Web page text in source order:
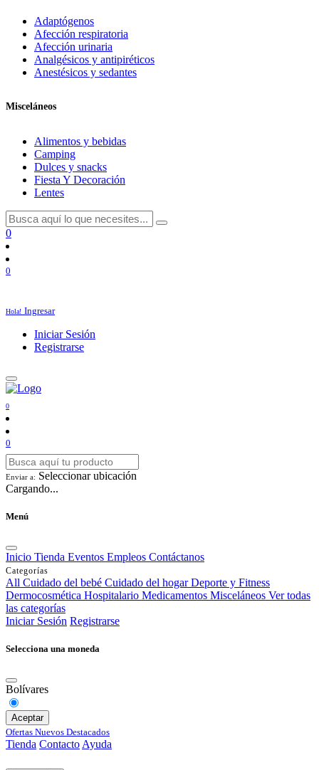
Adaptógenos
Afección respiratoria
Afección urinaria
Analgésicos y antipiréticos
Anestésicos y sedantes
Misceláneos
Alimentos y bebidas
Camping
Dulces y snacks
Fiesta Y Decoración
Lentes
0
0
Hola! Ingresar
Iniciar Sesión
Registrarse
0
0
Enviar a: Seleccionar ubicación
Cargando...
Menú
Inicio Tienda Eventos Empleos Contáctanos
Categorías
All Cuidado del bebé Cuidado del hogar Deporte y Fitness
Dermocosmética Hospitalario Medicamentos Misceláneos Ver todas
las categorías
Iniciar Sesión Registrarse
Selecciona una moneda
Bolívares
Aceptar
Ofertas Nuevos Destacados
Tienda Contacto Ayuda